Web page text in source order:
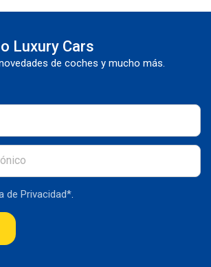
Luxury Cars
de coches y mucho más.
de Privacidad*